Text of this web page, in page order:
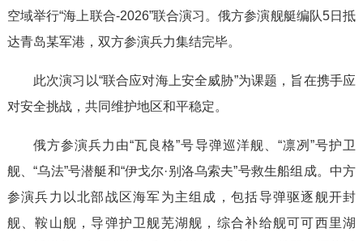
空域举行“海上联合-2026”联合演习。俄方参演舰艇编队5日抵
达青岛某军港，双方参演兵力集结完毕。
此次演习以“联合应对海上安全威胁”为课题，旨在携手应
对安全挑战，共同维护地区和平稳定。
俄方参演兵力由“瓦良格”号导弹巡洋舰、“凛冽”号护卫
舰、“乌法”号潜艇和“伊戈尔·别洛乌索夫”号救生船组成。中方
参演兵力以北部战区海军为主组成，包括导弹驱逐舰开封
舰、鞍山舰，导弹护卫舰芜湖舰，综合补给舰可可西里湖